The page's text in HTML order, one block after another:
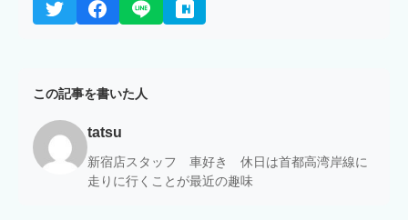
この記事を書いた人
tatsu
新宿店スタッフ 車好き 休日は首都高湾岸線に
走りに行くことが最近の趣味